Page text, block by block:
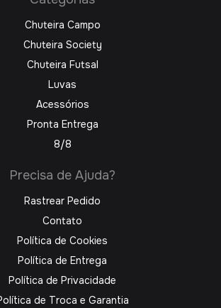
Chuteira Campo
Chuteira Society
Chuteira Futsal
Luvas
Acessórios
Pronta Entrega
8/8
Precisa de Ajuda?
Rastrear Pedido
Contato
Política de Cookies
Política de Entrega
Política de Privacidade
de Troca e Garantia